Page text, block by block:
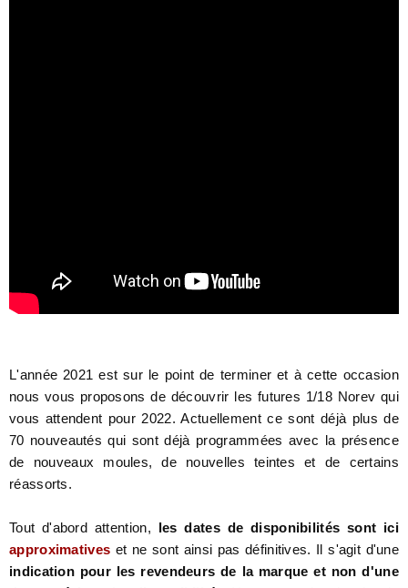
L'année 2021 est sur le point de terminer et à cette occasion
nous vous proposons de découvrir les futures 1/18 Norev qui
vous attendent pour 2022. Actuellement ce sont déjà plus de
70 nouveautés qui sont déjà programmées avec la présence
de nouveaux moules, de nouvelles teintes et de certains
réassorts.
Tout d'abord attention, les dates de disponibilités sont ici
approximatives et ne sont ainsi pas définitives. Il s'agit d'une
indication pour les revendeurs de la marque et non d'une